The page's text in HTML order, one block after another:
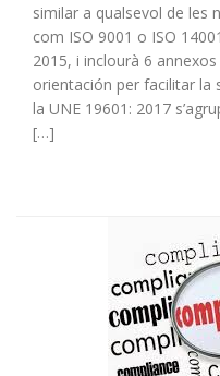
similar a qualsevol de les
com ISO 9001 o ISO
2015, i inclourà 6
orientación per facilitar la
la UNE 19601: 2017
[…]